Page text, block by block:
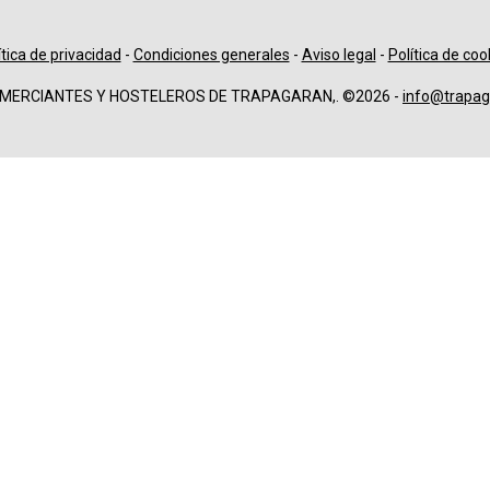
de privacidad - Condiciones generales - Aviso legal - Política de
Y HOSTELEROS DE TRAPAGARAN,. ©2026 -